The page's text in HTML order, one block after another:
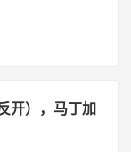
开），马丁加